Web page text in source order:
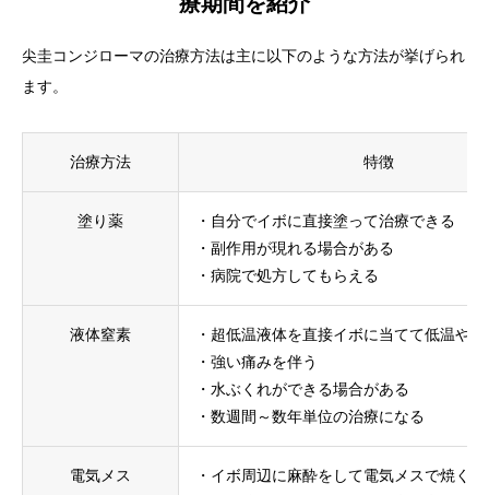
尖圭コンジローマの治療方法は主に以下のような方法が挙げられ
ます。
治療方法 特徴
塗り薬
・自分でイボに直接塗って治療できる
・副作用が現れる場合がある
・病院で処方してもらえる
液体窒素
・超低温液体を直接イボに当てて低温や
・強い痛みを伴う
・水ぶくれができる場合がある
・数週間～数年単位の治療になる
電気メス
・イボ周辺に麻酔をして電気メスで焼く